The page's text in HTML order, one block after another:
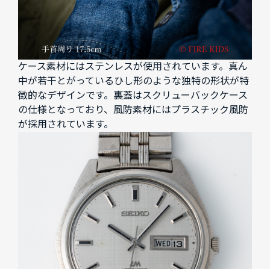
ケース素材にはステンレスが使用されています。真ん
中が若干とがっているひし形のような独特の形状が特
徴的なデザインです。裏蓋はスクリューバックケース
の仕様となっており、風防素材にはプラスチック風防
が採用されています。